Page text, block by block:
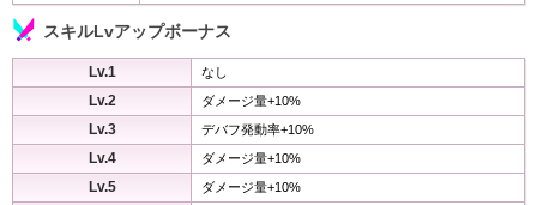
スキルLvアップボーナス
Lv.1 なし
Lv.2 ダメージ量+10%
Lv.3 デバフ発動率+10%
Lv.4 ダメージ量+10%
Lv.5 ダメージ量+10%